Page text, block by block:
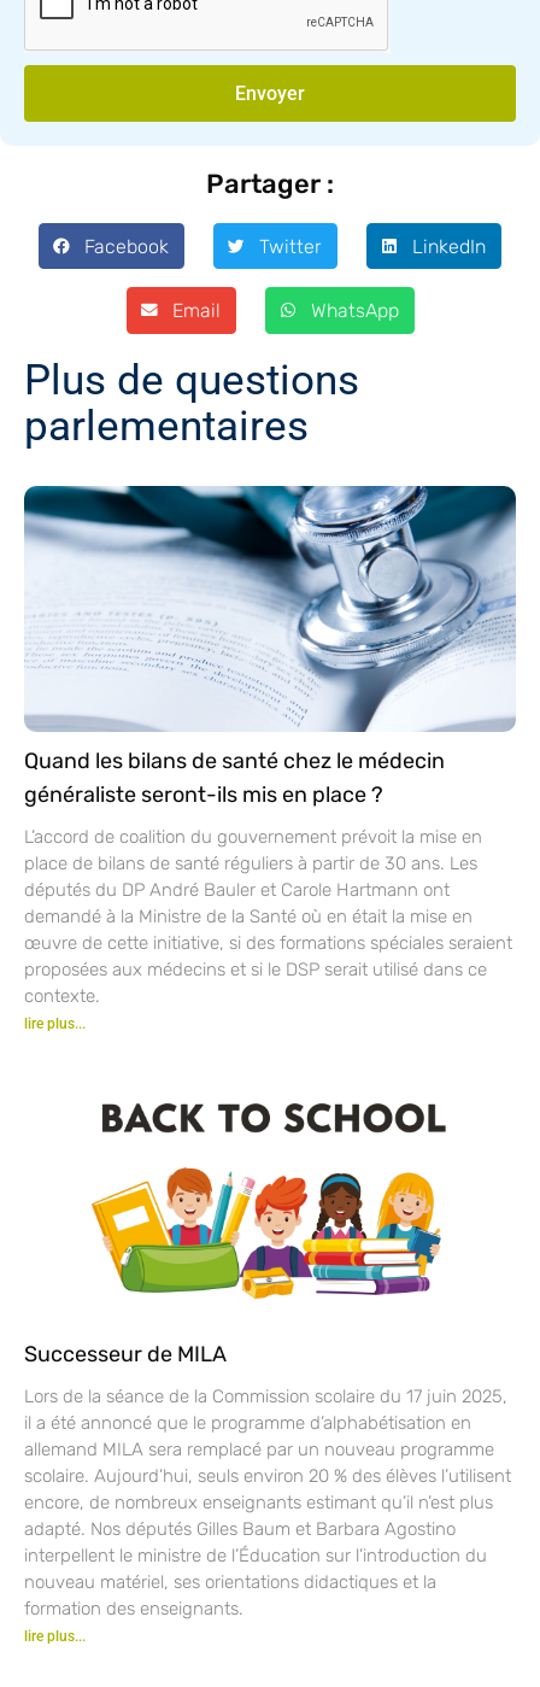
Envoyer
Partager :
Facebook Twitter LinkedIn
Email WhatsApp
Plus de questions
parlementaires
Quand les bilans de santé chez le médecin
généraliste seront-ils mis en place ?
L’accord de coalition du gouvernement prévoit la mise en
place de bilans de santé réguliers à partir de 30 ans. Les
députés du DP André Bauler et Carole Hartmann ont
demandé à la Ministre de la Santé où en était la mise en
œuvre de cette initiative, si des formations spéciales seraient
proposées aux médecins et si le DSP serait utilisé dans ce
contexte.
lire plus...
Successeur de MILA
Lors de la séance de la Commission scolaire du 17 juin 2025,
il a été annoncé que le programme d’alphabétisation en
allemand MILA sera remplacé par un nouveau programme
scolaire. Aujourd’hui, seuls environ 20 % des élèves l’utilisent
encore, de nombreux enseignants estimant qu’il n’est plus
adapté. Nos députés Gilles Baum et Barbara Agostino
interpellent le ministre de l’Éducation sur l’introduction du
nouveau matériel, ses orientations didactiques et la
formation des enseignants.
lire plus...